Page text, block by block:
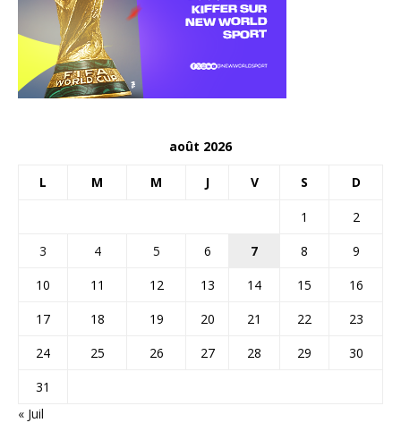
août 2026
L M M J V S D
1
2
3
4 5 6 7 8
9
10
11 12 13 14 15
16
17
18 19 20 21 22
23
24
25 26 27 28 29
30
31
« Juil